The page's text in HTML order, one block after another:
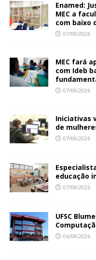
Enamed:
MEC a
com baixo
07/08/2026
MEC fará
com Ideb
07/08/2026
Iniciativas
de
07/08/2026
educação
07/08/2026
UFSC
06/08/2026